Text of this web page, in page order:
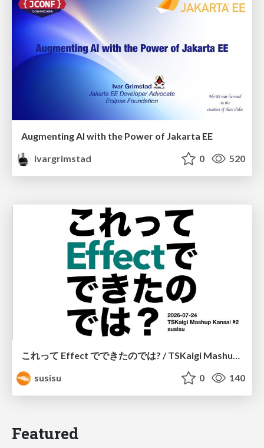
Augmenting AI with the Power of Jakarta EE
ivargrimstad
0 520
これって Effect でできたのでは? / TSKaigi Mashup Kansai #2
susisu
0 140
Featured